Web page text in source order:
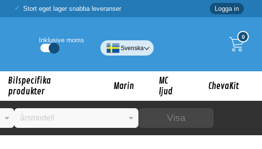
Stort eget lager snabba leveranser Logga in
0
Inklusive moms
Svenska
Bilspecifika
produkter
Marin
MC
ljud
ChevaKit
Visa